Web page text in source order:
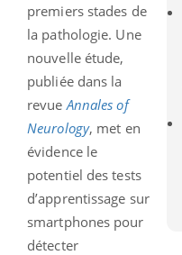
premiers stades de
la pathologie. Une
nouvelle étude,
publiée dans la
revue Annales of
Neurology, met en
évidence le
potentiel des tests
d’apprentissage sur
smartphones pour
détecter